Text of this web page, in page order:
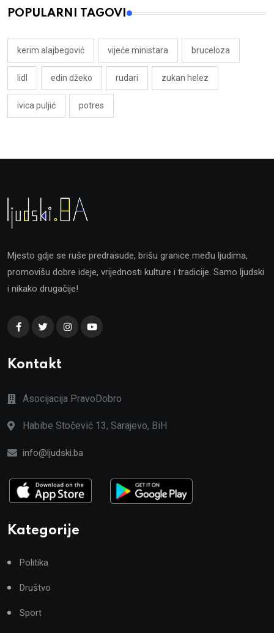
POPULARNI TAGOVI
kerim alajbegović vijeće ministara bruceloza
lidl edin džeko rudari zukan helez
ivica puljić potres
Mjesto gdje se ruše predrasude, brišu granice među ljudima,
promovišu dobre ideje, vrijednosti kulture i tradicije. Samo ljudski
i nikako drugačije!
Kontakt
Asocijacija PravoDobro
Habibe Stočević 13, Sarajevo, BiH
info@ljudski.ba
Kategorije
Politika
Društvo
Sport